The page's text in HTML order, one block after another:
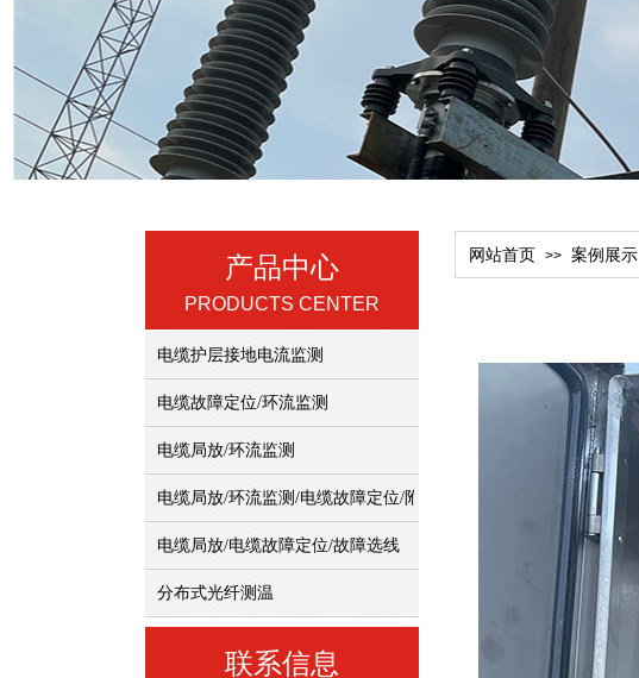
产品中心
PRODUCTS CENTER
网站首页 >> 案例展示
电缆护层接地电流监测
电缆故障定位/环流监测
电缆局放/环流监测
电缆局放/环流监测/电缆故障定位/附件表面温度、护层感应电压
电缆局放/电缆故障定位/故障选线
分布式光纤测温
联系信息